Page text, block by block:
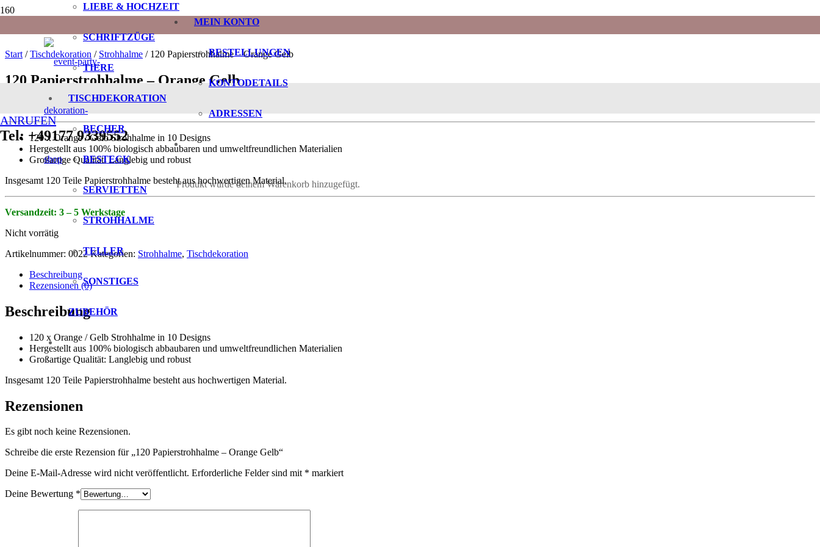
LIEBE & HOCHZEIT
SCHRIFTZÜGE
TIERE
TISCHDEKORATION
BECHER
BESTECK
SERVIETTEN
STROHHALME
TELLER
SONSTIGES
ZUBEHÖR
MEIN KONTO
BESTELLUNGEN
KONTODETAILS
ADRESSEN
Produktwurde deinem Warenkorb hinzugefügt.
ANRUFEN
Tel: +49177 9339552
Start /Tischdekoration / Strohhalme / 120 Papierstrohhalme – Orange Gelb
120 Papierstrohhalme – Orange Gelb
120 x Orange / Gelb Strohhalme in 10 Designs
Hergestellt aus 100% biologisch abbaubaren und umweltfreundlichen Materialien
Großartige Qualität: Langlebig und robust
Insgesamt 120 Teile Papierstrohhalme besteht aus hochwertigen Material.
Versandzeit: 3 – 5 Werkstage
Nicht vorrätig
Artikelnummer: 0022 Kategorien: Strohhalme, Tischdekoration
Beschreibung
Rezensionen (0)
Beschreibung
120 x Orange / Gelb Strohhalme in 10 Designs
Hergestellt aus 100% biologisch abbaubaren und umweltfreundlichen Materialien
Großartige Qualität: Langlebig und robust
Insgesamt 120 Teile Papierstrohhalme besteht aus hochwertigen Material.
Rezensionen
Es gibt noch keine Rezensionen.
Schreibe die erste Rezension für „120 Papierstrohhalme – Orange Gelb“
Deine E-Mail-Adresse wird nicht veröffentlicht. Erforderliche Felder sind mit * markiert
Deine Bewertung *